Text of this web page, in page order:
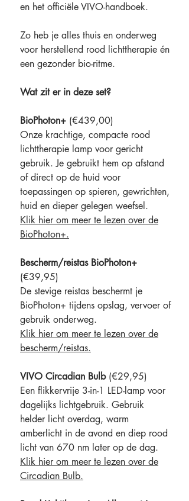
en het officiële VIVO-handboek.
Zo heb je alles thuis en onderweg
voor herstellend rood lichttherapie én
een gezonder bio-ritme.
Wat zit er in deze set?
BioPhoton+ (€439,00)
Onze krachtige, compacte rood
lichttherapie lamp voor gericht
gebruik. Je gebruikt hem op afstand
of direct op de huid voor
toepassingen op spieren, gewrichten,
huid en dieper gelegen weefsel.
Klik hier om meer te lezen over de
BioPhoton+.
Bescherm/reistas BioPhoton+
(€39,95)
De stevige reistas beschermt je
BioPhoton+ tijdens opslag, vervoer of
gebruik onderweg.
Klik hier om meer te lezen over de
bescherm/reistas.
VIVO Circadian Bulb(€29,95)
Een flikkervrije 3-in-1 LED-lamp voor
dagelijks lichtgebruik. Gebruik
helder licht overdag, warm
amberlicht in de avond en diep rood
licht van 670 nm later op de dag.
Klik hier om meer te lezen over de
Circadian Bulb.